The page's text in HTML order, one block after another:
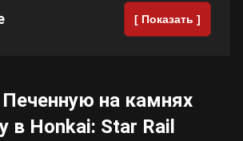
[ Показать ]
Печенную на камнях
в Honkai: Star Rail